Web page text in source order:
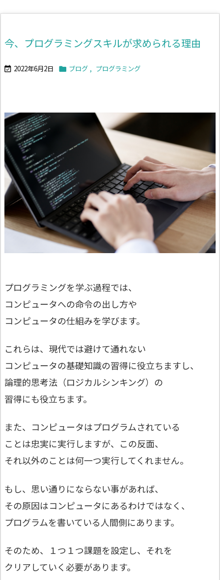
今、プログラミングスキルが求められる理由
 2022年6月2日  ブログ , プログラミング
プログラミングを学ぶ過程では、
コンピュータへの命令の出し方や
コンピュータの仕組みを学びます。
これらは、現代では避けて通れない
コンピュータの基礎知識の習得に役立ちますし、
論理的思考法（ロジカルシンキング）の
習得にも役立ちます。
また、コンピュータはプログラムされている
ことは忠実に実行しますが、この反面、
それ以外のことは何一つ実行してくれません。
もし、思い通りにならない事があれば、
その原因はコンピュータにあるわけではなく、
プログラムを書いている人間側にあります。
そのため、１つ１つ課題を設定し、それを
クリアしていく必要があります。